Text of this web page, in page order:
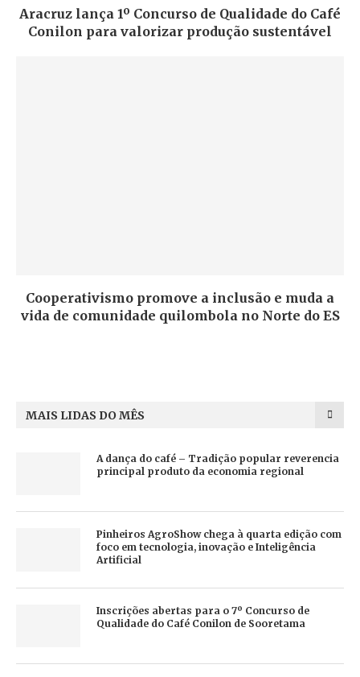
Aracruz lança 1º Concurso de Qualidade do Café
Conilon para valorizar produção sustentável
Cooperativismo promove a inclusão e muda a
vida de comunidade quilombola no Norte do ES
MAIS LIDAS DO MÊS
A dança do café – Tradição popular reverencia
principal produto da economia regional
Pinheiros AgroShow chega à quarta edição com
foco em tecnologia, inovação e Inteligência
Artificial
Inscrições abertas para o 7º Concurso de
Qualidade do Café Conilon de Sooretama